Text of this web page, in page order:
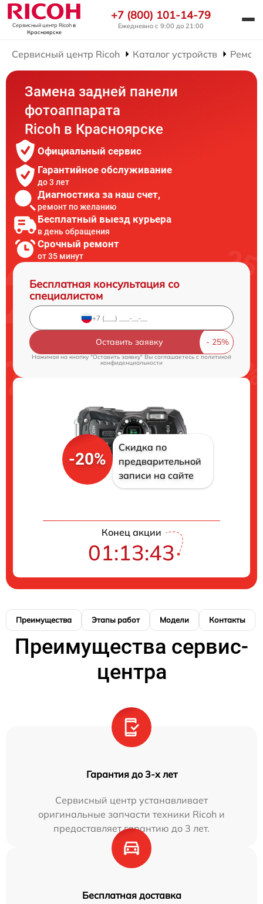
Сервисный центр Ricohв
Красноярске
+7 (800) 101-14-79
Ежедневно с 9:00 до 21:00
Сервисный центр Ricoh Каталог устройств
Замена задней панели
фотоаппарата
Ricoh в Красноярске
Официальный сервис
Гарантийное обслуживание
до 3 лет
Диагностика за наш счет,
ремонт по желанию
Бесплатный выезд курьера
в день обращения
Срочный ремонт
от 35 минут
Бесплатная консультация со
специалистом
Оставить заявку
Нажимая на кнопку "Оставить заявку" Вы соглашаетесь c политикой
конфиденциальности
-20%
Скидка по
предварительной
записи на сайте
Конец акции
01:13:43
Преимущества Этапы работ Модели Контакты
Преимущества сервис-
центра
Гарантия до 3-х лет
Сервисный центр устанавливает
оригинальные запчасти техники Ricoh и
предоставляет гарантию до 3 лет.
Бесплатная доставка